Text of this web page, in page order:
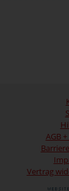
AGB
Vertrag